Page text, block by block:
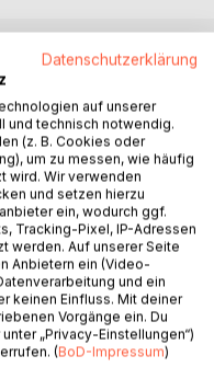
wie schön!" Sofort
köstlicher Duft ihm
flüsterte er.
kichernd, als Willi
auf!"
Eines Tages
Mohnblumen!
zur anderen, bis
Datenschutzerklärung
auf unserer
und technisch notwendig.
(z. B. Cookies oder
um zu messen, wie häufig
wird. Wir verwenden
und setzen hierzu
ein, wodurch ggf.
Tracking-Pixel, IP-Adressen
werden. Auf unserer Seite
Anbietern ein (Video-
und ein
keinen Einfluss. Mit deiner
Vorgänge ein. Du
„Privacy-Einstellungen“)
(BoD-Impressum)